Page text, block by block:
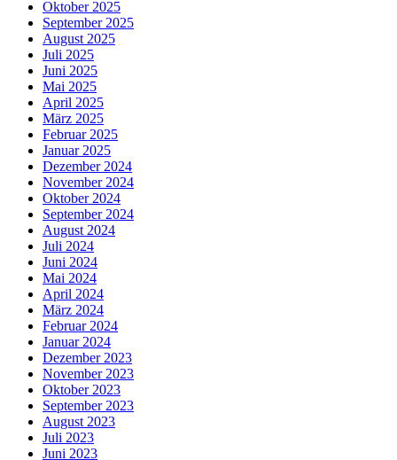
Oktober 2025
September 2025
August 2025
Juli 2025
Juni 2025
Mai 2025
April 2025
März 2025
Februar 2025
Januar 2025
Dezember 2024
November 2024
Oktober 2024
September 2024
August 2024
Juli 2024
Juni 2024
Mai 2024
April 2024
März 2024
Februar 2024
Januar 2024
Dezember 2023
November 2023
Oktober 2023
September 2023
August 2023
Juli 2023
Juni 2023